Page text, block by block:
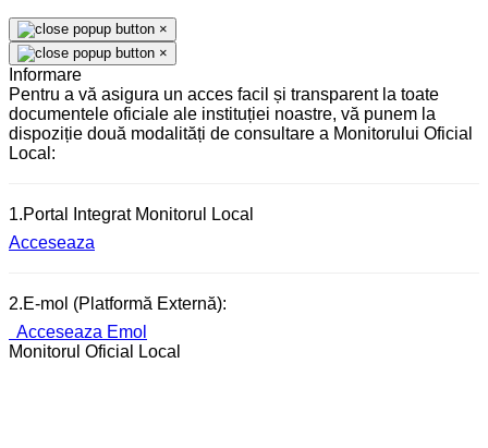
×
×
Informare
Pentru a vă asigura un acces facil și transparent la toate
documentele oficiale ale instituției noastre, vă punem la
dispoziție două modalități de consultare a Monitorului Oficial
Local:
1.Portal Integrat Monitorul Local
Acceseaza
2.E-mol (Platformă Externă):
Acceseaza Emol
Monitorul Oficial Local